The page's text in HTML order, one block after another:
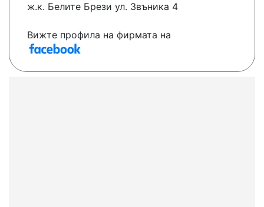
ж.к. Белите Брези ул. Звъника 4
Вижте профила на фирмата на